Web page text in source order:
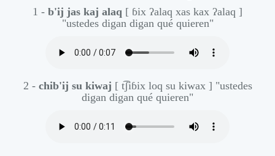
1 - b'ij jas kaj alaq [ ɓix ʔalaq xas kax ʔalaq ]
"ustedes digan digan qué quieren"
2 - chib'ij su kiwaj [ t͡ʃiɓix loq su kiwax ] "ustedes
digan digan qué quieren"